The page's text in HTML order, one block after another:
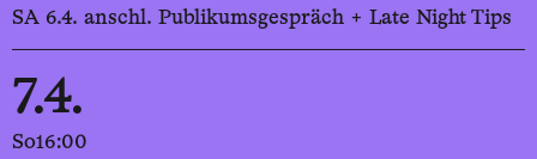
SA 6.4. anschl. Publikumsgespräch + Late Night Tips
7.4.
So16:00